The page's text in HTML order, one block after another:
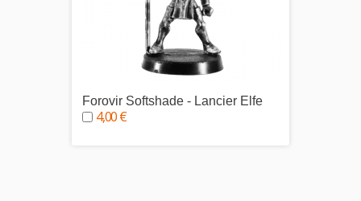
Forovir Softshade - Lancier Elfe
4,00 €